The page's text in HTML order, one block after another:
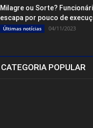
Milagre ou Sorte?
escapa por pouco de
Últimas notícias 04/11/2023
CATEGORIA POPULAR